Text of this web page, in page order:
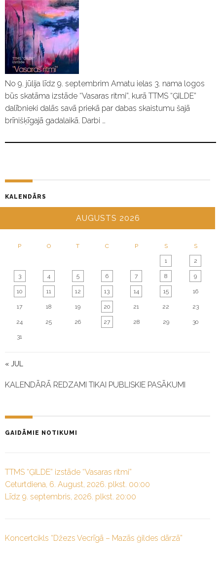
No 9. jūlija līdz 9. septembrim Amatu ielas 3. nama logos
būs skatāma izstāde “Vasaras ritmi”, kurā TTMS “ĢILDE”
dalībnieki dalās savā priekā par dabas skaistumu šajā
brīnišķīgajā gadalaikā. Darbi …
KALENDĀRS
AUGUSTS 2026
P O T C P S S
« JUL
1 2
3 4 5 6 7 8 9
10 11 12 13 14 15 16
17 18 19 20 21 22 23
24 25 26 27 28 29 30
31
KALENDĀRĀ REDZAMI TIKAI PUBLISKIE PASĀKUMI
GAIDĀMIE NOTIKUMI
TTMS “ĢILDE” izstāde “Vasaras ritmi”
Ceturtdiena, 6. August, 2026. plkst. 00:00
Līdz 9. septembris, 2026. plkst. 20:00
Koncertcikls “Džezs Vecrīgā – Mazās ģildes dārzā”